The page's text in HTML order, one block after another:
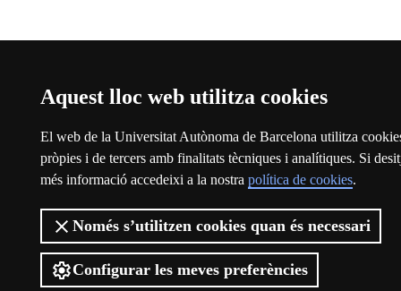
Aquest lloc web utilitza cookies
El web de la Universitat Autònoma de Barcelona utilitza
pròpies i de tercers amb finalitats tècniques i analítiques. Si
més informació accedeixi a la nostra política de cookies.
Només s’utilitzen cookies quan és necessari
Configurar les meves preferències